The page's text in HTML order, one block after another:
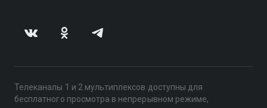
Телеканалы 1 и 2 мультиплексов доступны для
бесплатного просмотра в непрерывном режиме,